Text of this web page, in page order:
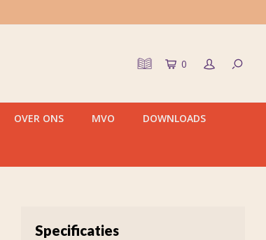
0
OVER ONS MVO DOWNLOADS
Specificaties